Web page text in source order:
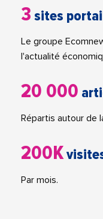
3 sites
Le groupe
l'actualité
20 000
Répartis autour de
200K
Par mois.